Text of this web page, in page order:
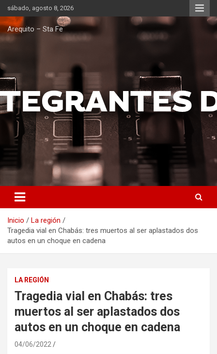
Saltar
al
contenido
sábado, agosto 8, 2026
Arequito – Sta Fe
Inicio
La región
Tragedia vial en Chabás: tres muertos al ser aplastados dos
autos en un choque en cadena
LA REGIÓN
Tragedia vial en Chabás: tres
muertos al ser aplastados dos
autos en un choque en cadena
04/06/2022